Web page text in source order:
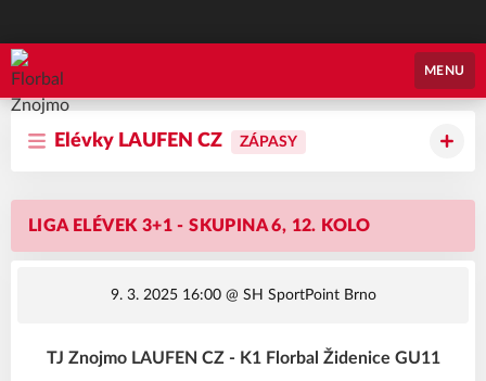
Florbal Znojmo
MENU
Elévky LAUFEN CZ ZÁPASY
LIGA ELÉVEK 3+1 - SKUPINA 6, 12. KOLO
9. 3. 2025 16:00@ SH SportPoint Brno
TJ Znojmo LAUFEN CZ - K1 Florbal Židenice GU11